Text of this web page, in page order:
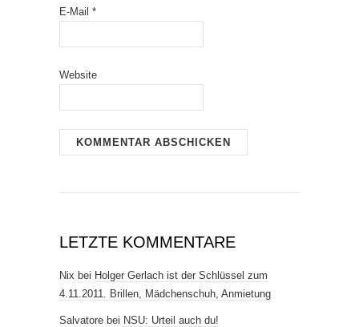
E-Mail *
Website
LETZTE KOMMENTARE
Nix bei Holger Gerlach ist der Schlüssel zum
4.11.2011. Brillen, Mädchenschuh, Anmietung
Salvatore bei NSU: Urteil auch du!